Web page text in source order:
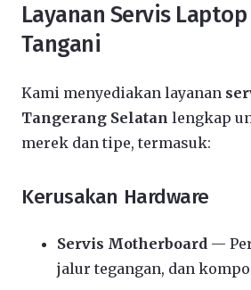
Layanan Servis
Tangani
Kami menyediakan layanan
Tangerang Selatan lengkap
merek dan tipe, termasuk:
Kerusakan Hardware
Servis Motherboard —
jalur tegangan, dan